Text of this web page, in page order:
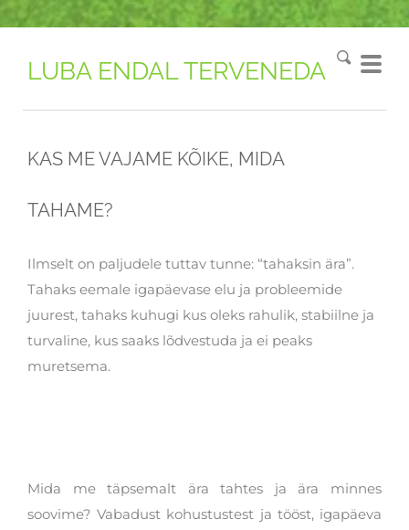
LUBA ENDAL TERVENEDA
KAS ME VAJAME KÕIKE, MIDA
TAHAME?
Ilmselt on paljudele tuttav tunne: “tahaksin ära”.
Tahaks eemale igapäevase elu ja probleemide
juurest, tahaks kuhugi kus oleks rahulik, stabiilne ja
turvaline, kus saaks lõdvestuda ja ei peaks
muretsema.
Mida me täpsemalt ära tahtes ja ära minnes
soovime? Vabadust kohustustest ja tööst, igapäeva